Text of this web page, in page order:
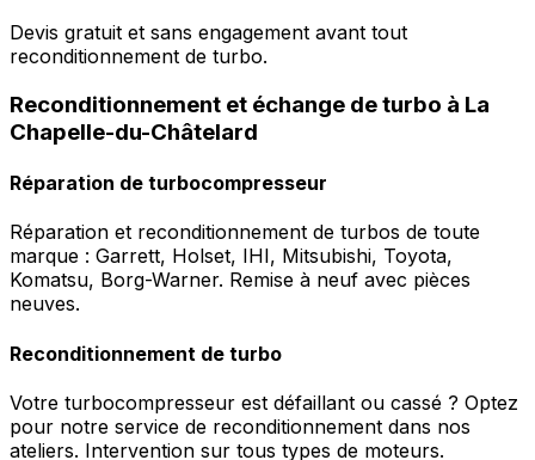
Devis gratuit et sans engagement avant tout
reconditionnement de turbo.
Reconditionnement et échange de turbo à La
Chapelle-du-Châtelard
Réparation de turbocompresseur
Réparation et reconditionnement de turbos de toute
marque : Garrett, Holset, IHI, Mitsubishi, Toyota,
Komatsu, Borg-Warner. Remise à neuf avec pièces
neuves.
Reconditionnement de turbo
Votre turbocompresseur est défaillant ou cassé ? Optez
pour notre service de reconditionnement dans nos
ateliers. Intervention sur tous types de moteurs.